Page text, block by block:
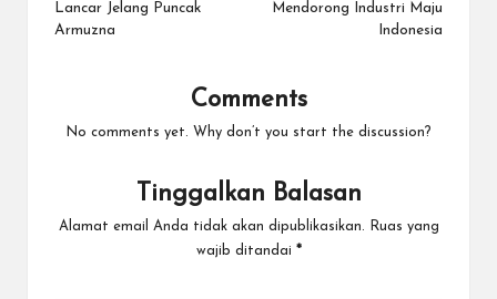
Lancar Jelang Puncak
Armuzna
Mendorong Industri Maju
Indonesia
Comments
No comments yet. Why don’t you start the discussion?
Tinggalkan Balasan
Alamat email Anda tidak akan dipublikasikan.
Ruas yang
wajib ditandai *